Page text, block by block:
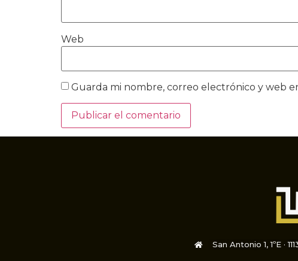
Web
Guarda mi nombre, correo electrónico y web
San Antonio 1, 1ºE ·